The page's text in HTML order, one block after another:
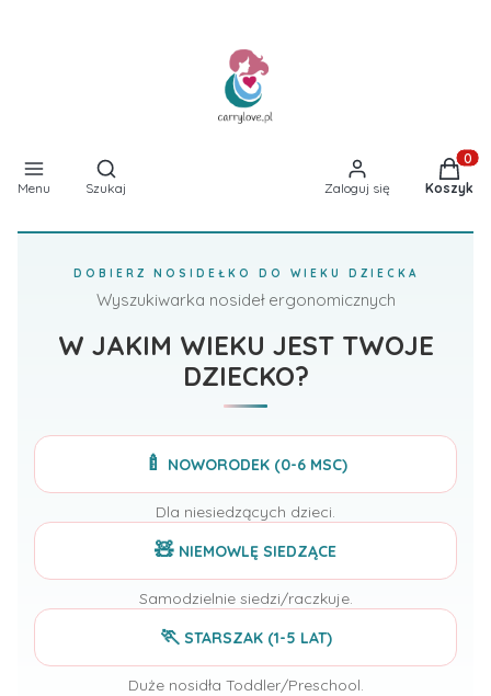
Menu
Otwórz wyszukiwarkę
Szukaj Zaloguj się Koszyk
DOBIERZ NOSIDEŁKO DO WIEKU DZIECKA
Wyszukiwarka nosideł ergonomicznych
W JAKIM WIEKU JEST TWOJE
DZIECKO?
🍼 NOWORODEK (0-6 MSC)
Dla niesiedzących dzieci.
🧸 NIEMOWLĘ SIEDZĄCE
Samodzielnie siedzi/raczkuje.
🏃STARSZAK (1-5 LAT)
Duże nosidła Toddler/Preschool.